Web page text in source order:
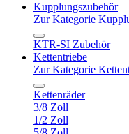
Kupplungszubehör
Zur Kategorie
KTR-SI Zubehör
Kettentriebe
Zur Kategorie
Kettenräder
3/8 Zoll
1/2 Zoll